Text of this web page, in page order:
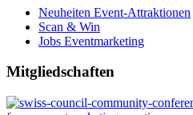
Neuheiten Event-Attraktionen
Scan & Win
Jobs Eventmarketing
Mitgliedschaften